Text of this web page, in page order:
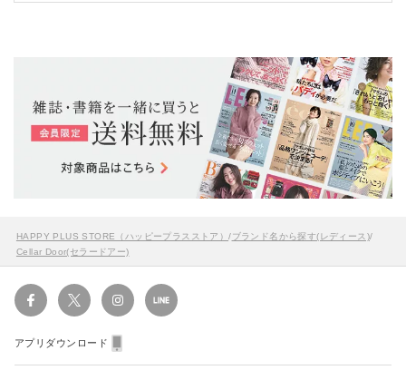
HAPPY PLUS STORE（ハッピープラスストア）/ブランド名から探す(レディース)/
Cellar Door(セラードアー)
アプリダウンロード